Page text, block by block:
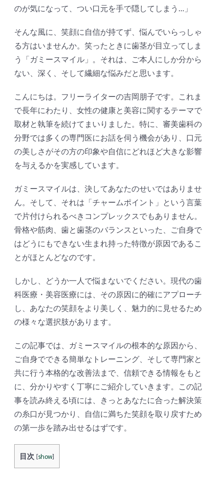
のが気になって、つい口元を手で隠してしまう…」
そんな風に、笑顔に自信が持てず、悩んでいらっしゃ
る方はいませんか。笑ったときに歯茎が目立ってしま
う「ガミースマイル」。それは、ご本人にしか分から
ない、深く、そして繊細な悩みだと思います。
こんにちは。フリーライターの吉岡朋子です。これま
で長年にわたり、女性の健康と美容に関するテーマで
取材と執筆を続けてまいりました。特に、審美歯科の
分野では多くの専門医にお話を伺う機会があり、口元
の美しさがその方の印象や自信にどれほど大きな影響
を与えるかを実感しています。
ガミースマイルは、決してあなたのせいではありませ
ん。そして、それは「チャームポイント」という言葉
で片付けられるべきコンプレックスでもありません。
骨格や筋肉、歯と歯茎のバランスといった、ご自身で
はどうにもできない生まれ持った特徴が原因であるこ
とがほとんどなのです。
しかし、どうか一人で悩まないでください。現代の歯
科医療・美容医療には、その原因に的確にアプローチ
し、あなたの笑顔をより美しく、魅力的に見せるため
の様々な選択肢があります。
この記事では、ガミースマイルの根本的な原因から、
ご自身でできる簡単なトレーニング、そして専門家と
共に行う本格的な改善法まで、信頼できる情報をもと
に、分かりやすく丁寧にご紹介していきます。この記
事を読み終える頃には、きっとあなたに合った解決策
の糸口が見つかり、自信に満ちた笑顔を取り戻すため
の第一歩を踏み出せるはずです。
目次 [show]